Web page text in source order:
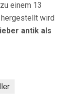
einem 13
wird
antik als